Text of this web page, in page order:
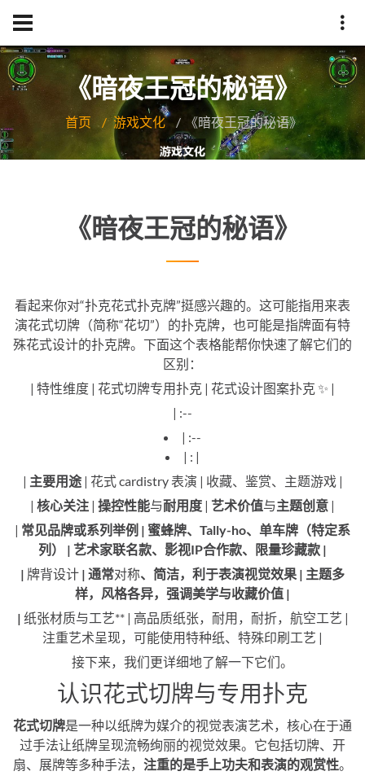
《暗夜王冠的秘语》
首页 游戏文化 《暗夜王冠的秘语》
《暗夜王冠的秘语》
看起来你对“扑克花式扑克牌”挺感兴趣的。这可能指用来表
演花式切牌（简称“花切”）的扑克牌，也可能是指牌面有特
殊花式设计的扑克牌。下面这个表格能帮你快速了解它们的
区别：
| 特性维度 | 花式切牌专用扑克 | 花式设计图案扑克 ✨ |
| :--
| :--
| : |
| 主要用途| 花式 cardistry 表演 | 收藏、鉴赏、主题游戏 |
| 核心关注 | 操控性能与耐用度 | 艺术价值与主题创意 |
| 常见品牌或系列举例 | 蜜蜂牌、Tally-ho、单车牌（特定系
列） | 艺术家联名款、影视IP合作款、限量珍藏款 |
| 牌背设计 | 通常对称、简洁，利于表演视觉效果 | 主题多
样，风格各异，强调美学与收藏价值 |
| 纸张材质与工艺** | 高品质纸张，耐用，耐折，航空工艺 |
注重艺术呈现，可能使用特种纸、特殊印刷工艺 |
接下来，我们更详细地了解一下它们。
认识花式切牌与专用扑克
花式切牌是一种以纸牌为媒介的视觉表演艺术，核心在于通
过手法让纸牌呈现流畅绚丽的视觉效果。它包括切牌、开
扇、展牌等多种手法， 注重的是手上功夫和表演的观赏性。